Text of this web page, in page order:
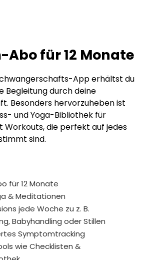
Abo für 12 Monate
App erhältst du
Begleitung durch deine
Besonders hervorzuheben ist
und Yoga-Bibliothek für
Workouts, die perfekt auf jedes
sind.
für 12 Monate
&Meditationen
jede Woche zu z. B.
Babyhandling oder Stillen
Symptomtracking
wie Checklisten&